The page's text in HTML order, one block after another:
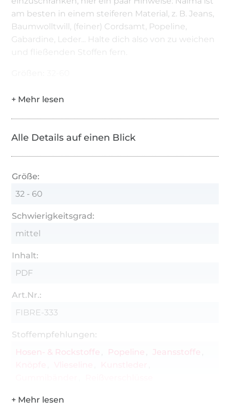
am besten in einem steiferen Material, z. B. Jeans,
Baumwolltwill, (feiner) Cordsamt, Popeline,
Gabardine, Leder... Halte dich also von zu weichen
und fließenden Stoffen fern.
Alle Details auf einen Blick
Größe:
32 - 60
Schwierigkeitsgrad:
mittel
Inhalt:
PDF
Art.Nr.:
FIBRE-333
Stoffempfehlungen:
Hosen- & Rockstoffe
Popeline
Jeansstoffe